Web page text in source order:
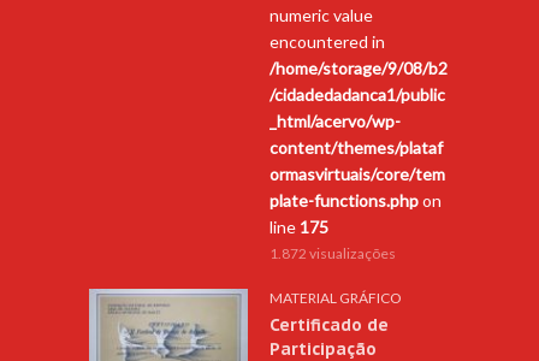
numeric value
encountered in
/home/storage/9/08/b2
/cidadedadanca1/public
_html/acervo/wp-
content/themes/plataf
ormasvirtuais/core/tem
plate-functions.phpon
line 175
1.872 visualizações
MATERIAL GRÁFICO
Certificado de
Participação